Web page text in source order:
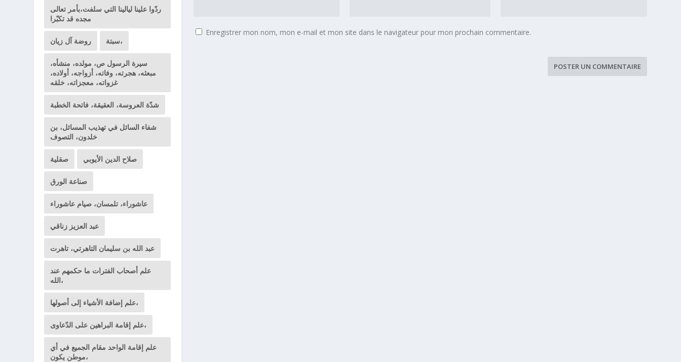
Enregistrer mon nom, mon e-mail et mon site dans le navigateur pour mon prochain commentaire.
ردّوا علينا ليالينا التي سلفت،بأمر تعالى
مجده قد تكبّرا
روضة آل زيان سبتة،
سيرة الرسول ص، مولده، منشأه،
مبعثه، هجرته، وفاته، أزواجه، أولاده،
غزواته، معجزاته، خلقه
شدّة العروسة، العقيقة، فاتحة الخطبة
شفاء السائل في تهذيب المسائل، بن
خلدون، التصوف
صقلية صلاح الدين الأيوبي
صناعة الورق
عاشوراء، تلمسان، صيام عاشوراء
عبد العزيز زناقي
عبد الله بن سليمان التاهرتي، تاهرت
علم أصحاب الفترات ما حكمهم عند
الله،
علم إضافة الأشياء إلى أصولها،
علم إقامة البراهين على الدّعاوى،
علم إقامة الواحد مقام الجميع في أي
موطن يكون،